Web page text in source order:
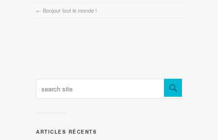
← Bonjour tout le monde !
ARTICLES RÉCENTS